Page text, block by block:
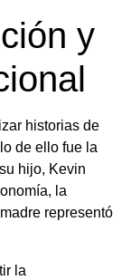
y
historias de
de ello fue la
hijo, Kevin
la
representó
la